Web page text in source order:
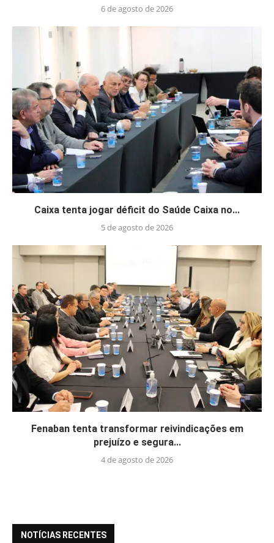
6 de agosto de 2026
Caixa tenta jogar déficit do Saúde Caixa no...
5 de agosto de 2026
Fenaban tenta transformar reivindicações em
prejuízo e segura...
4 de agosto de 2026
NOTÍCIAS RECENTES